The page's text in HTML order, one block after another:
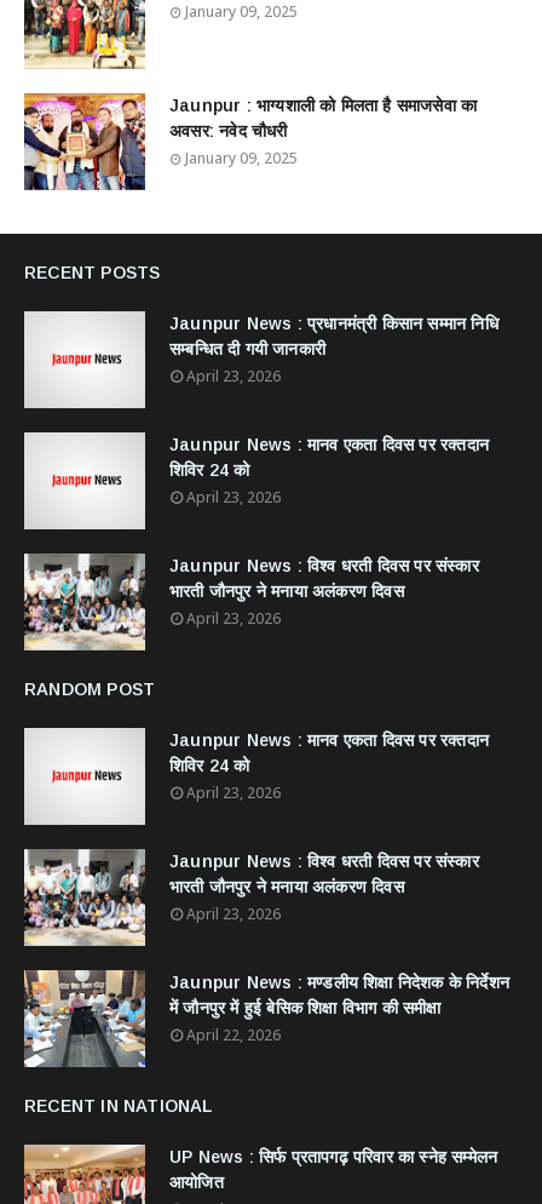
January 09, 2025
Jaunpur : ​भाग्यशाली को मिलता है समाजसेवा का
अवसर: नवेद चौधरी
January 09, 2025
RECENT POSTS
Jaunpur News : ​प्रधानमंत्री किसान सम्मान निधि
सम्बन्धित दी गयी जानकारी
April 23, 2026
Jaunpur News : ​मानव एकता दिवस पर रक्तदान
शिविर 24 को
April 23, 2026
Jaunpur News : विश्व धरती दिवस पर संस्कार
भारती जौनपुर ने मनाया अलंकरण दिवस
April 23, 2026
RANDOM POST
Jaunpur News : ​मानव एकता दिवस पर रक्तदान
शिविर 24 को
April 23, 2026
Jaunpur News : विश्व धरती दिवस पर संस्कार
भारती जौनपुर ने मनाया अलंकरण दिवस
April 23, 2026
Jaunpur News : ​मण्डलीय शिक्षा निदेशक के निर्देशन
में जौनपुर में हुई बेसिक शिक्षा विभाग की समीक्षा
April 22, 2026
RECENT IN NATIONAL
UP News : सिर्फ प्रतापगढ़ परिवार का स्नेह सम्मेलन
आयोजित